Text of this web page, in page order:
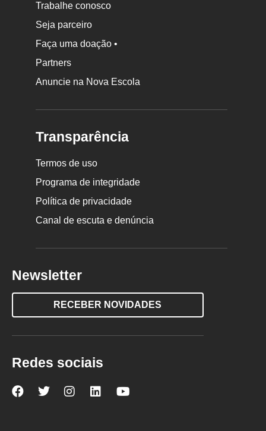
Trabalhe conosco
Seja parceiro
Faça uma doação •
Partners
Anuncie na Nova Escola
Transparência
Termos de uso
Programa de integridade
Política de privacidade
Canal de escuta e denúncia
Newsletter
RECEBER NOVIDADES
Redes sociais
NovaNova Nova Nova